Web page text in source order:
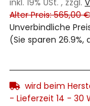
Alter Preis: 565,00 €
Unverbindliche
(Sie sparen 26.9%,
wird beim
- Lieferzeit 14 - 30